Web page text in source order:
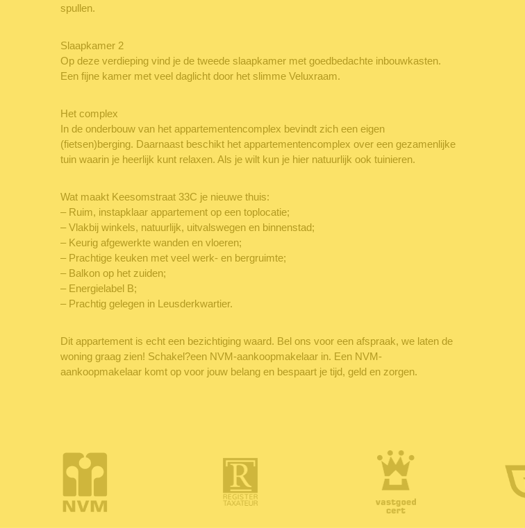
spullen.
Slaapkamer 2
Op deze verdieping vind je de tweede slaapkamer met goedbedachte inbouwkasten.
Een fijne kamer met veel daglicht door het slimme Veluxraam.
Het complex
In de onderbouw van het appartementencomplex bevindt zich een eigen
(fietsen)berging. Daarnaast beschikt het appartementencomplex over een gezamenlijke
tuin waarin je heerlijk kunt relaxen. Als je wilt kun je hier natuurlijk ook tuinieren.
Wat maakt Keesomstraat 33C je nieuwe thuis:
– Ruim, instapklaar appartement op een toplocatie;
– Vlakbij winkels, natuurlijk, uitvalswegen en binnenstad;
– Keurig afgewerkte wanden en vloeren;
– Prachtige keuken met veel werk- en bergruimte;
– Balkon op het zuiden;
– Energielabel B;
– Prachtig gelegen in Leusderkwartier.
Dit appartement is echt een bezichtiging waard. Bel ons voor een afspraak, we laten de
woning graag zien! Schakel?een NVM-aankoopmakelaar in. Een NVM-
aankoopmakelaar komt op voor jouw belang en bespaart je tijd, geld en zorgen.